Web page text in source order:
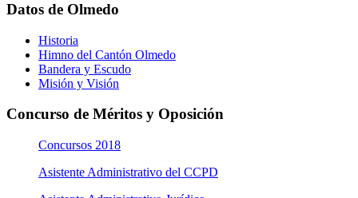
Datos de Olmedo
Historia
Himno del Cantón Olmedo
Bandera y Escudo
Misión y Visión
Concurso de Méritos y Oposición
Concursos 2018
Asistente Administrativo del CCPD